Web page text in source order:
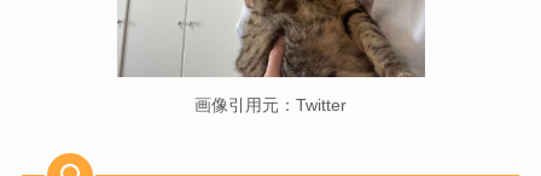
画像引用元：Twitter